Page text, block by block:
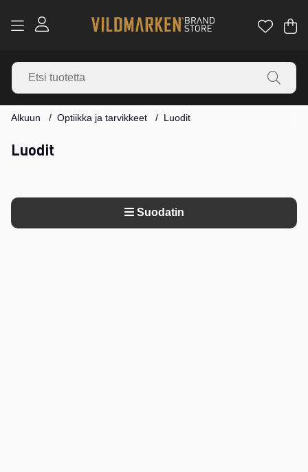
.
Alkuun Optiikka ja tarvikkeet Luodit
Luodit
Suodatin